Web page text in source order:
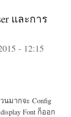
และการ
- 12:15
นมากจะ Config
Font ก็ออก